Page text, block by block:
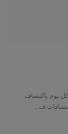
كل يوم باكتشاف
ف...